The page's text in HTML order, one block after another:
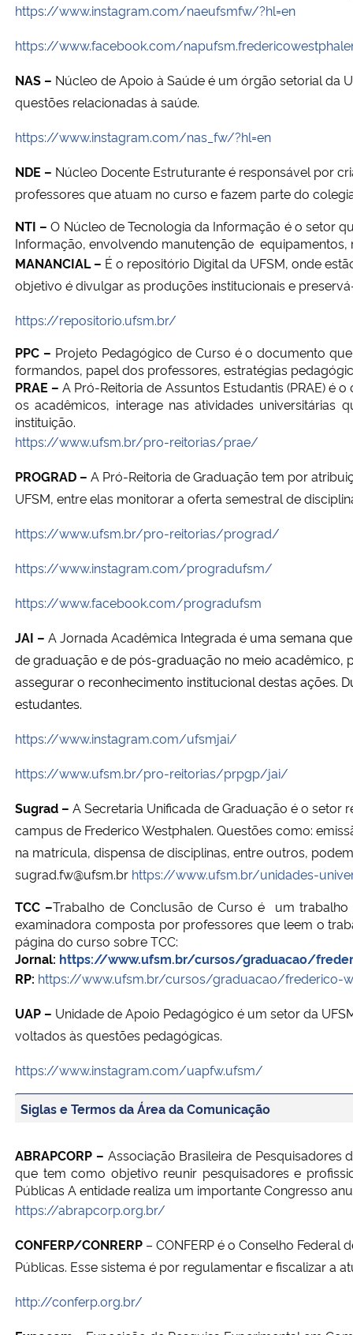
https://www.instagram.com/naeufsmfw/?hl=en
https://www.facebook.com/
NAS – Núcleo de Apoio à Saúde é um órgão setorial da
questões relacionadas à saúde.
https://www.instagram.com/nas_fw/?hl=en
NDE – Núcleo Docente Estruturante é responsável por
professores que atuam no curso e fazem parte do
NTI –O Núcleo de Tecnologia da Informação é o setor
Informação, envolvendo manutenção de
MANANCIAL – É o repositório Digital da UFSM, onde
objetivo é divulgar as produções institucionais e
https://repositorio.ufsm.br/
PPC – Projeto Pedagógico de Curso é o documento
formandos, papel dos professores, estratégias
PRAE –A Pró-Reitoria de Assuntos Estudantis (PRAE) é
os acadêmicos, interage nas atividades universitárias
instituição.
https://www.ufsm.br/pro-reitorias/prae/
PROGRAD – A Pró-Reitoria de Graduação tem por
UFSM, entre elas monitorar a oferta semestral de
https://www.ufsm.br/pro-reitorias/prograd/
https://www.instagram.com/progradufsm/
https://www.facebook.com/progradufsm
JAI – A Jornada Acadêmica Integrada é uma semana
de graduação e de pós-graduação no meio acadêmico,
assegurar o reconhecimento institucional destas ações.
estudantes.
https://www.instagram.com/ufsmjai/
https://www.ufsm.br/pro-reitorias/prpgp/jai/
Sugrad – A Secretaria Unificada de Graduação é o
campus de Frederico Westphalen. Questões como:
na matrícula, dispensa de disciplinas, entre outros,
sugrad.fw@ufsm.br https://www.ufsm.br/unidades-
TCC –Trabalho de Conclusão de Curso é um
examinadora composta por professores que leem o
página do curso sobre TCC:
Jornal: https://www.ufsm.br/cursos/graduacao/
RP: https://www.ufsm.br/cursos/graduacao/frederico-
UAP – Unidade de Apoio Pedagógico é um setor da
voltados às questões pedagógicas.
https://www.instagram.com/uapfw.ufsm/
Siglas e Termos da Área da Comunicação
ABRAPCORP – Associação Brasileira de Pesquisadores
que tem como objetivo reunir pesquisadores e
Públicas A entidade realiza um importante Congresso
https://abrapcorp.org.br/
CONFERP/CONRERP – CONFERPé o Conselho Federal
Públicas. Esse sistema é por regulamentar e fiscalizar a
http://conferp.org.br/